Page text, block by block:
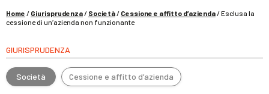
Home / Giurisprudenza/ Società/ Cessione e affitto d’azienda/Esclusa la
cessione di un’azienda non funzionante
GIURISPRUDENZA
Società Cessione e affitto d’azienda